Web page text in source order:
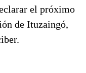
el próximo
de Ituzaingó,